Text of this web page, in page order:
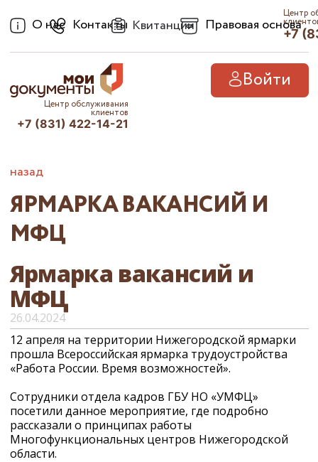
О нас Контакты Квитанции Правовая основа
Центр
+7
Войти
Центр обслуживания
клиентов
+7 (831) 422-14-21
назад
ЯРМАРКА ВАКАНСИЙ И
МФЦ
Ярмарка вакансий и
МФЦ
26.04.2024
12 апреля на территории Нижегородской ярмарки
прошла Всероссийская ярмарка трудоустройства
«Работа России. Время возможностей».
Сотрудники отдела кадров ГБУ НО «УМФЦ»
посетили данное мероприятие, где подробно
рассказали о принципах работы
Многофункциональных центров Нижегородской
области.